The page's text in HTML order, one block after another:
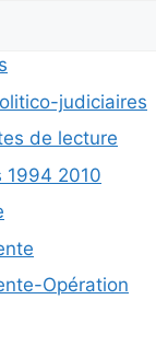
judiciaires
de lecture
1994 2010
Opération